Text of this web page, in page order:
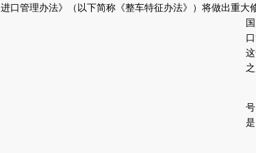
进口管理办法》（以下简称《整车特征办法》）将做出重大